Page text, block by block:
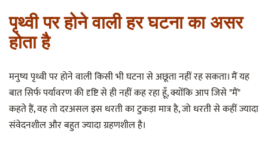
पृथ्वी पर होने वाली हर घटना का असर
होता है
मनुष्य पृथ्वी पर होने वाली किसी भी घटना से अछूता नहीं रह सकता। मैं यह
बात सिर्फ पर्यावरण की दृष्टि से ही नहीं कह रहा हूँ, क्योंकि आप जिसे "मैं"
कहते हैं, वह तो दरअसल इस धरती का टुकड़ा मात्र है, जो धरती से कहीं ज्यादा
संवेदनशील और बहुत ज्यादा ग्रहणशील है।